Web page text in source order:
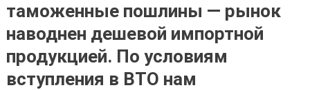
таможенные пошлины — рынок
наводнен дешевой импортной
продукцией. По условиям
вступления в ВТО нам